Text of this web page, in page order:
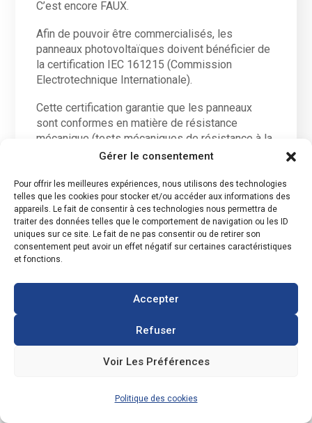
Gérer le consentement
Pour offrir les meilleures expériences, nous utilisons des technologies
telles que les cookies pour stocker et/ou accéder aux informations des
appareils. Le fait de consentir à ces technologies nous permettra de
traiter des données telles que le comportement de navigation ou les ID
uniques sur ce site. Le fait de ne pas consentir ou de retirer son
consentement peut avoir un effet négatif sur certaines caractéristiques
et fonctions.
Accepter
Refuser
Voir Les Préférences
Politique des cookies
C’est encore FAUX.
Afin de pouvoir être commercialisés, les
panneaux photovoltaïques doivent bénéficier de
la certification IEC 161215 (Commission
Electrotechnique Internationale).
Cette certification garantie que les panneaux
sont conformes en matière de résistance
mécanique (tests mécaniques de résistance à la
grêle par exemple) ainsi qu’au niveau du respect
Pour répondre à une autre fausse idée reçue, les
panneaux photovoltaïques n’attirent pas la
foudre. Il est cependant nécessaire de protéger
une installation avec l’utilisation de parafoudres
dans les coffrets de protection mis en place lors
« J’habite dans une région où il
n’y a pas assez de soleil. Ça ne
vaut pas le coup ! »